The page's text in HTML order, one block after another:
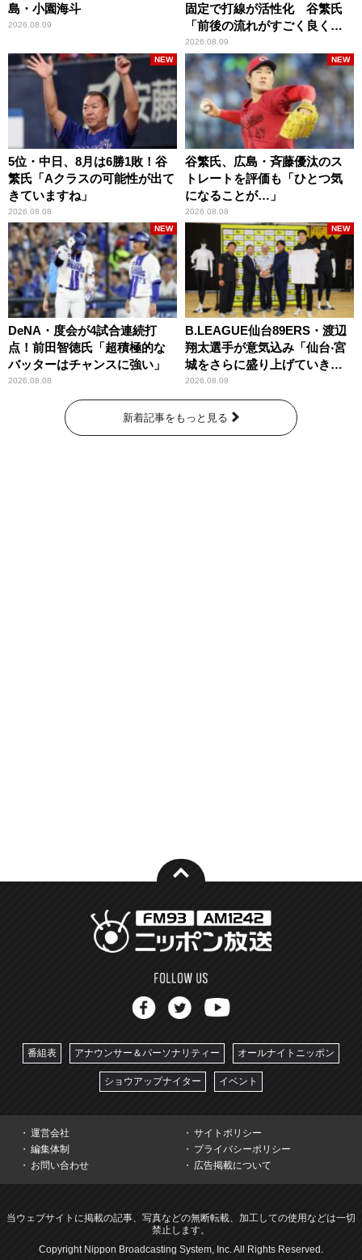
島・小園海斗
2026.08.09
固定で打線が活性化 谷繁氏
「前後の流れがすごく良くな
りましたね」
2026.08.09
5位・中日、8月は6勝1敗！谷
繁氏「Aクラスの可能性が出て
きていますね」
2026.08.08
NEW
谷繁氏、広島・斉藤優汰のス
トレートを評価も「ひとつ気
になることが…」
2026.08.08
NEW
DeNA・度会が4試合連続打
点！前田智徳氏「超積極的な
バッターはチャンスに強い」
2026.08.08
NEW
B.LEAGUE仙台89ERS・渡辺
翔太選手が意気込み「仙台‧宮
城をさらに盛り上げていきた
いです」
2026.08.08
NEW
新着記事をもっと見る
番組表 アナウンサー＆パーソナリティー オールナイトニッポン
ショウアップナイター イベント
運営会社
サイトポリシー
編集体制
プライバシーポリシー
お問い合わせ
広告掲載について
当ウェブサイトに掲載の記事、写真などの無断転載、加工しての使用などは一切
禁止します。
Copyright Nippon Broadcasting System, Inc. All Rights Reserved.